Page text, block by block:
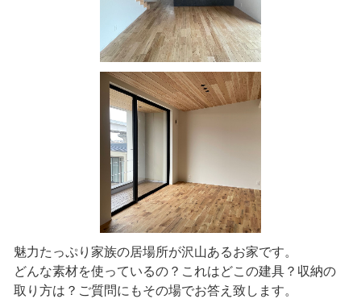
魅力たっぷり家族の居場所が沢山あるお家です。
どんな素材を使っているの？これはどこの建具？収納の
取り方は？ご質問にもその場でお答え致します。